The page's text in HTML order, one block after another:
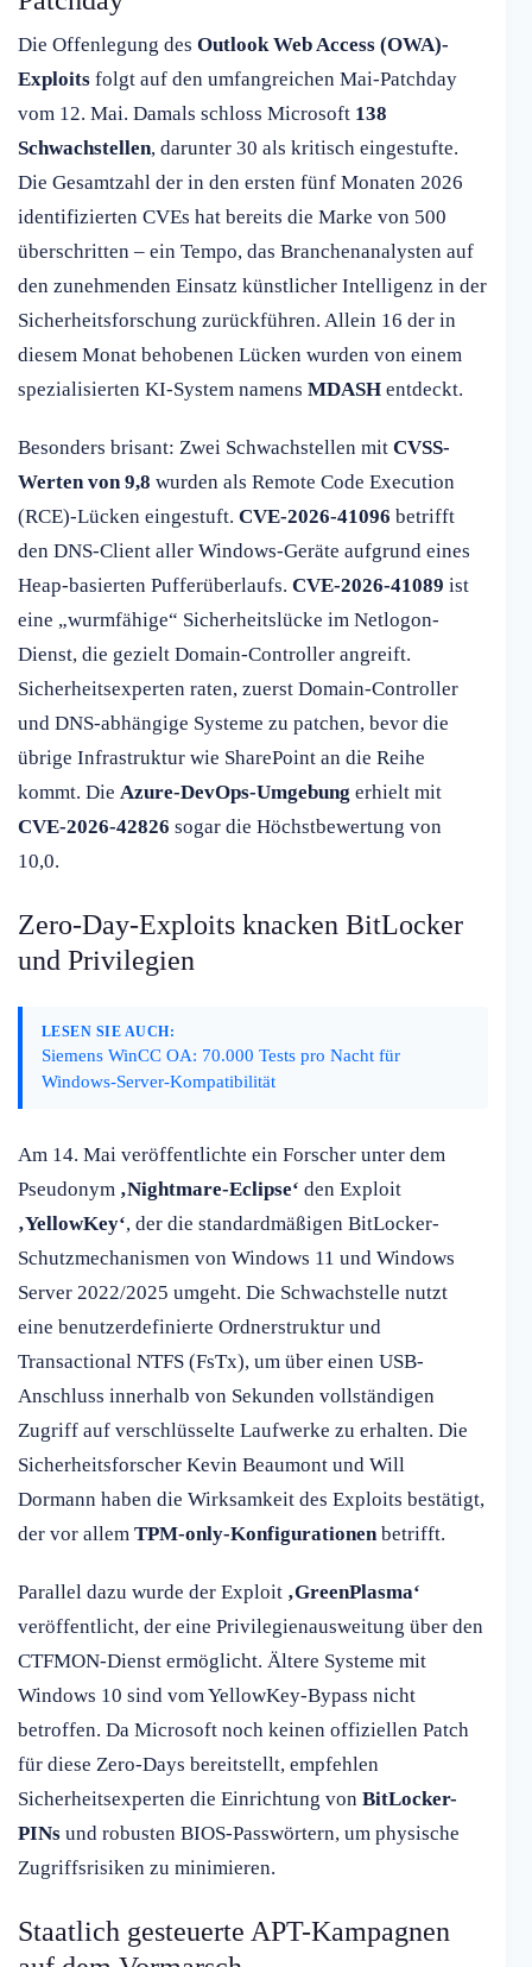
Die Offenlegung des Outlook Web Access (OWA)-
Exploits folgt auf den umfangreichen Mai-Patchday
vom 12. Mai. Damals schloss Microsoft 138
Schwachstellen, darunter 30 als kritisch eingestufte.
Die Gesamtzahl der in den ersten fünf Monaten 2026
identifizierten CVEs hat bereits die Marke von 500
überschritten – ein Tempo, das Branchenanalysten auf
den zunehmenden Einsatz künstlicher Intelligenz in der
Sicherheitsforschung zurückführen. Allein 16 der in
diesem Monat behobenen Lücken wurden von einem
spezialisierten KI-System namens MDASH entdeckt.
Besonders brisant: Zwei Schwachstellen mit CVSS-
Werten von 9,8 wurden als Remote Code Execution
(RCE)-Lücken eingestuft. CVE-2026-41096 betrifft
den DNS-Client aller Windows-Geräte aufgrund eines
Heap-basierten Pufferüberlaufs. CVE-2026-41089 ist
eine „wurmfähige“ Sicherheitslücke im Netlogon-
Dienst, die gezielt Domain-Controller angreift.
Sicherheitsexperten raten, zuerst Domain-Controller
und DNS-abhängige Systeme zu patchen, bevor die
übrige Infrastruktur wie SharePoint an die Reihe
kommt. Die Azure-DevOps-Umgebung erhielt mit
CVE-2026-42826 sogar die Höchstbewertung von
10,0.
Zero-Day-Exploits knacken BitLocker
und Privilegien
LESEN SIE AUCH:
Siemens WinCC OA: 70.000 Tests pro Nacht für
Windows-Server-Kompatibilität
Am 14. Mai veröffentlichte ein Forscher unter dem
Pseudonym ‚Nightmare-Eclipse‘ den Exploit
‚YellowKey‘, der die standardmäßigen BitLocker-
Schutzmechanismen von Windows 11 und Windows
Server 2022/2025 umgeht. Die Schwachstelle nutzt
eine benutzerdefinierte Ordnerstruktur und
Transactional NTFS (FsTx), um über einen USB-
Anschluss innerhalb von Sekunden vollständigen
Zugriff auf verschlüsselte Laufwerke zu erhalten. Die
Sicherheitsforscher Kevin Beaumont und Will
Dormann haben die Wirksamkeit des Exploits bestätigt,
der vor allem TPM-only-Konfigurationenbetrifft.
Parallel dazu wurde der Exploit ‚GreenPlasma‘
veröffentlicht, der eine Privilegienausweitung über den
CTFMON-Dienst ermöglicht. Ältere Systeme mit
Windows 10 sind vom YellowKey-Bypass nicht
betroffen. Da Microsoft noch keinen offiziellen Patch
für diese Zero-Days bereitstellt, empfehlen
Sicherheitsexperten die Einrichtung von BitLocker-
PINs und robusten BIOS-Passwörtern, um physische
Zugriffsrisiken zu minimieren.
Staatlich gesteuerte APT-Kampagnen